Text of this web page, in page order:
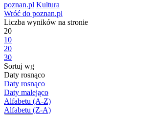
poznan.pl Kultura
Wróć do poznan.pl
Liczba wyników na stronie
20
10
20
30
Sortuj wg
Daty rosnąco
Daty rosnąco
Daty malejąco
Alfabetu (A-Z)
Alfabetu (Z-A)